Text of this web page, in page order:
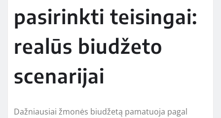
pasirinkti teisingai:
realūs biudžeto
scenarijai
Dažniausiai žmonės biudžetą pamatuoja pagal